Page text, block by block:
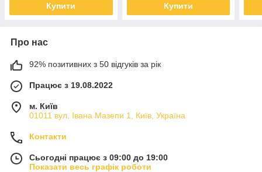
Купити Купити
Про нас
92% позитивних з 50 відгуків за рік
Працює з 19.08.2022
м. Київ
01011 вул. Івана Мазепи 1, Київ, Україна
Контакти
Сьогодні працює з 09:00 до 19:00
Показати весь графік роботи